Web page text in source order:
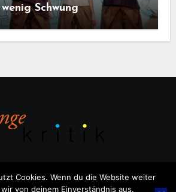
Schwung
Cookies. Wenn du die Website weiter
von deinem Einverständnis aus.